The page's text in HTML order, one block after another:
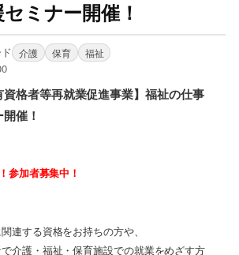
セミナー開催！
介護 保育 福祉
資格者等再就業促進事業】福祉の仕事
催！
参加者募集中！
連する資格をお持ちの方や、
介護・福祉・保育施設での就業をめざす方